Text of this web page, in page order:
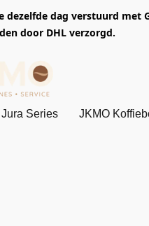
dag verstuurd met
door DHL verzorgd.
Jura Series JKMO